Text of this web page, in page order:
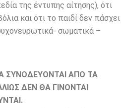
της έντυπης αίτησης), ότι
και ότι το παιδί δεν πάσχει
σωματικά –
ΣΥΝΟΔΕΥΟΝΤΑΙ ΑΠΟ ΤΑ
ΔΕΝ ΘΑ ΓΙΝΟΝΤΑΙ